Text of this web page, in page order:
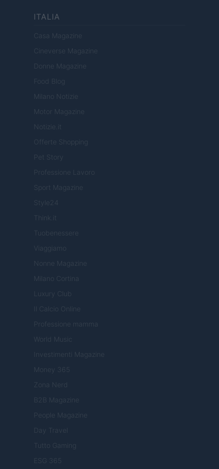
ITALIA
Casa Magazine
Cineverse Magazine
Donne Magazine
Food Blog
Milano Notizie
Motor Magazine
Notizie.it
Offerte Shopping
Pet Story
Professione Lavoro
Sport Magazine
Style24
Think.it
Tuobenessere
Viaggiamo
Nonne Magazine
Milano Cortina
Luxury Club
Il Calcio Online
Professione mamma
World Music
Investimenti Magazine
Money 365
Zona Nerd
B2B Magazine
People Magazine
Day Travel
Tutto Gaming
ESG 365